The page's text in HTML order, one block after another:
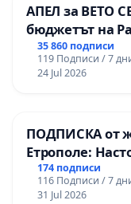
АПЕЛ за ВЕТО
бюджетът на
правата ни в
35 860 подписи
119 Подписи / 7
24 Jul 2026
ПОДПИСКА от
Етрополе:
“Елаците-
изпълнят
174 подписи
116 Подписи / 7
31 Jul 2026